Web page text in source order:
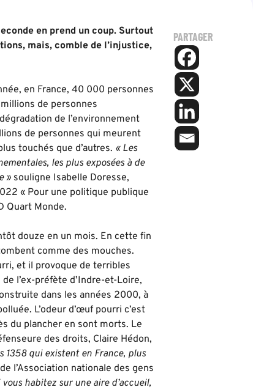
en prend un coup. Surtout
mais, comble de l’injustice,
en France, 40 000 personnes
de personnes
de l’environnement
de personnes qui meurent
touchés que d’autres. « Les
les plus exposées à de
» souligne Isabelle Doresse,
« Pour une politique publique
Quart Monde.
douze en un mois. En cette fin
comme des mouches.
et il provoque de terribles
l’ex-préfète d’Indre-et-Loire,
dans les années 2000, à
L’odeur d’œuf pourri c’est
du plancher en sont morts. Le
des droits, Claire Hédon,
1358 qui existent en France, plus
l’Association nationale des gens
vous habitez sur une aire d’accueil,
PARTAGER